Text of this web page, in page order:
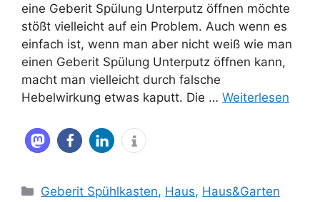
eine Geberit Spülung Unterputz öffnen möchte
stößt vielleicht auf ein Problem. Auch wenn es
einfach ist, wenn man aber nicht weiß wie man
einen Geberit Spülung Unterputz öffnen kann,
macht man vielleicht durch falsche
Hebelwirkung etwas kaputt. Die … Weiterlesen
Kategorien
Geberit Spühlkasten, Haus, Haus&Garten